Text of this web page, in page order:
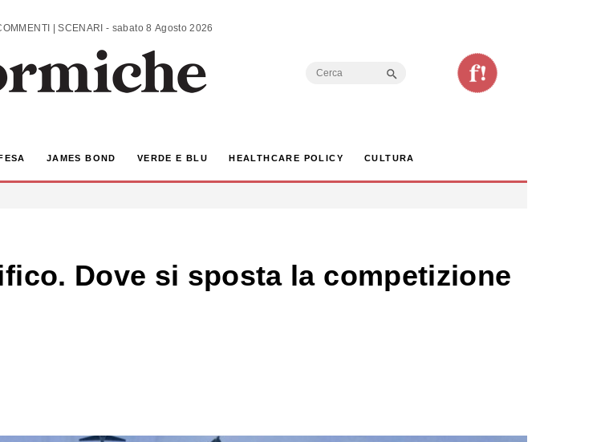
ANALISI | COMMENTI | SCENARI - sabato 8 Agosto 2026
Search
JAMES BOND VERDE E BLU HEALTHCARE POLICY CULTURA
Dove si sposta la competizione